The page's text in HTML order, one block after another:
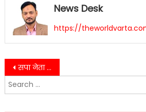
News Desk
https://
Post
navigation
सपा नेता एवं पूर्व मुख्यमंत्री मुलायम सिंह यादव का अस्पताल में हुआ निधन….
Search
for: